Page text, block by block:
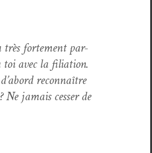
très forte­ment par­
toi avec la fil­i­a­tion.
recon­naître
jamais cess­er de